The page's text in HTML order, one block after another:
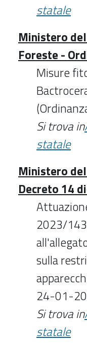
statale
Ministero
Foreste -
Misure
Si trova in
statale
Ministero
Decreto 14
2023/
sulla
24-01-
Si trova in
statale